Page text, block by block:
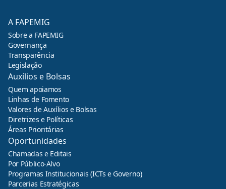
A FAPEMIG
Sobre a FAPEMIG
Governança
Transparência
Legislação
Auxílios e Bolsas
Quem apoiamos
Linhas de Fomento
Valores de Auxílios e Bolsas
Diretrizes e Políticas
Áreas Prioritárias
Oportunidades
Chamadas e Editais
Por Público-Alvo
Programas Institucionais (ICTs e Governo)
Parcerias Estratégicas